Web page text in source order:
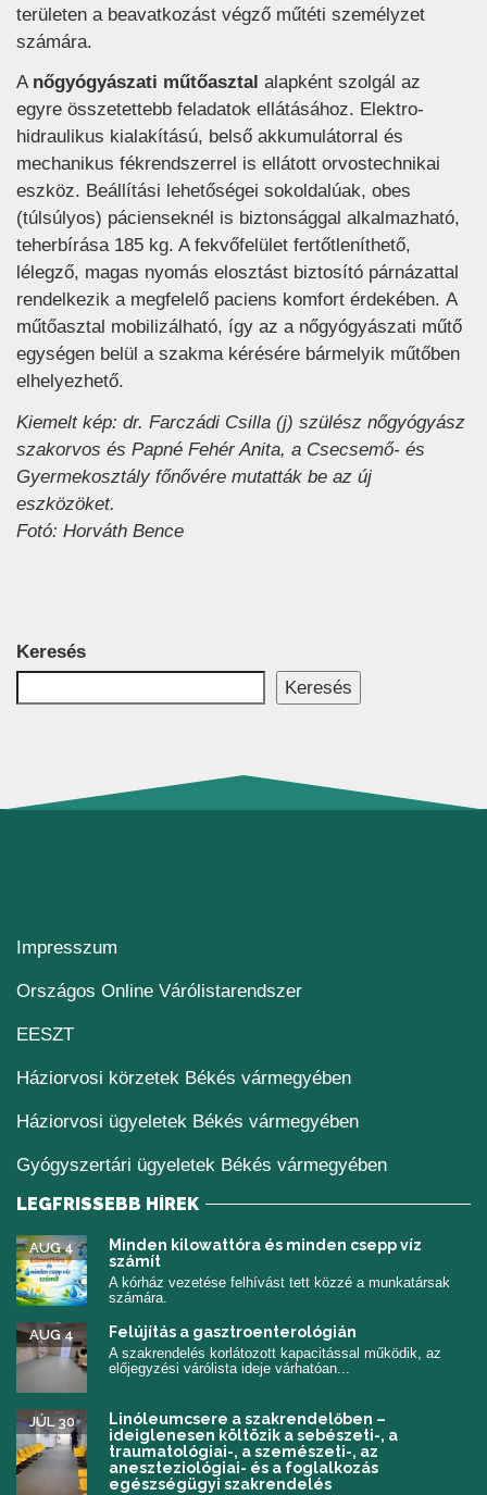
területen a beavatkozást végző műtéti személyzet
számára.
A nőgyógyászati műtőasztal alapként szolgál az
egyre összetettebb feladatok ellátásához. Elektro-
hidraulikus kialakítású, belső akkumulátorral és
mechanikus fékrendszerrel is ellátott orvostechnikai
eszköz. Beállítási lehetőségei sokoldalúak, obes
(túlsúlyos) pácienseknél is biztonsággal alkalmazható,
teherbírása 185 kg. A fekvőfelület fertőtleníthető,
lélegző, magas nyomás elosztást biztosító párnázattal
rendelkezik a megfelelő paciens komfort érdekében. A
műtőasztal mobilizálható, így az a nőgyógyászati műtő
egységen belül a szakma kérésére bármelyik műtőben
elhelyezhető.
Kiemelt kép: dr. Farczádi Csilla (j) szülész nőgyógyász
szakorvos és Papné Fehér Anita, a Csecsemő- és
Gyermekosztály főnővére mutatták be az új
eszközöket.
Fotó: Horváth Bence
Keresés
Keresés
Impresszum
Országos Online Várólistarendszer(új ablakban nyílik
EESZT(új ablakban nyílik meg)
Háziorvosi körzetek Békés vármegyében
Háziorvosi ügyeletek Békés vármegyében
Gyógyszertári ügyeletek Békés vármegyében
LEGFRISSEBB HÍREK
Minden kilowattóra és minden csepp víz
számít
AUG 4
A kórház vezetése felhívást tett közzé a munkatársak
számára.
Felújítás a gasztroenterológián
AUG 4
A szakrendelés korlátozott kapacitással működik, az
előjegyzési várólista ideje várhatóan...
Linóleumcsere a szakrendelőben –
ideiglenesen költözik a sebészeti-, a
traumatológiai-, a szemészeti-, az
aneszteziológiai- és a foglalkozás
egészségügyi szakrendelés
JÚL 30